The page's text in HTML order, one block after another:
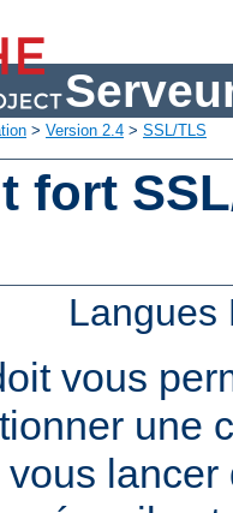
> Version 2.4 > SSL/TLS
fort
vous
une
vous